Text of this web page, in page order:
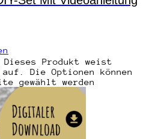
Dieses Produkt weist
Die Optionen können
gewählt werden